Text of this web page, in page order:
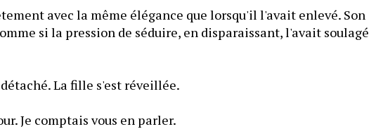
avec la même élégance que lorsqu'il l'avait enlevé. Son
si la pression de séduire, en disparaissant, l'avait soulagé
La fille s'est réveillée.
Je comptais vous en parler.